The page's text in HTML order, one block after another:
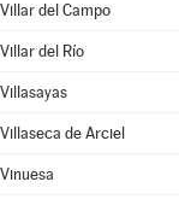
Villar del Campo
Villar del Río
Villasayas
Villaseca de Arciel
Vinuesa